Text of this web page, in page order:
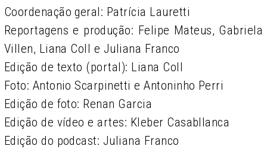
Coordenação geral: Patrícia Lauretti
Reportagens e produção: Felipe Mateus, Gabriela
Villen, Liana Coll e Juliana Franco
Edição de texto (portal): Liana Coll
Foto: Antonio Scarpinetti e Antoninho Perri
Edição de foto: Renan Garcia
Edição de vídeo e artes: Kleber Casabllanca
Edição do podcast: Juliana Franco